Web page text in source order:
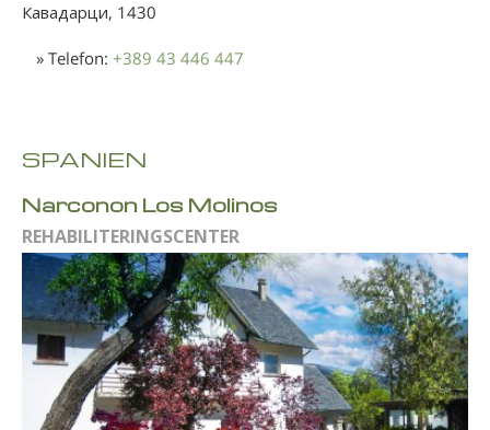
Кавадарци, 1430
» Telefon: +389 43 446 447
SPANIEN
Narconon Los Molinos
REHABILITERINGSCENTER